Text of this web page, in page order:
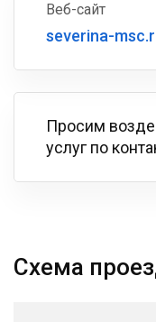
Веб-сайт
severina-
Просим
услуг по
Схема